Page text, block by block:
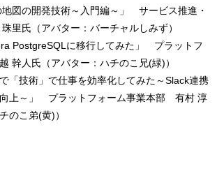
地図の開発技術～入門編～」 サービス推進・
里氏（アバター：バーチャルしみず）
PostgreSQLに移行してみた」 プラットフ
幹人氏（アバター：ハチのこ兄(緑)）
「技術」で仕事を効率化してみた～Slack連携
向上～」 プラットフォーム事業本部 有村 淳
のこ弟(黄)）